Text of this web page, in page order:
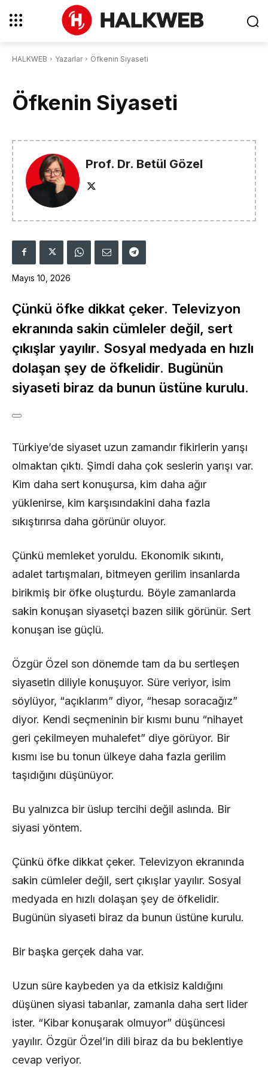
HALKWEB Yazarlar Öfkenin Siyaseti
Öfkenin Siyaseti
Prof. Dr. Betül Gözel
Mayıs 10, 2026
Çünkü öfke dikkat çeker. Televizyon
ekranında sakin cümleler değil, sert
çıkışlar yayılır. Sosyal medyada en hızlı
dolaşan şey de öfkelidir. Bugünün
siyaseti biraz da bunun üstüne kurulu.
Türkiye’de siyaset uzun zamandır fikirlerin yarışı
olmaktan çıktı. Şimdi daha çok seslerin yarışı var.
Kim daha sert konuşursa, kim daha ağır
yüklenirse, kim karşısındakini daha fazla
sıkıştırırsa daha görünür oluyor.
Çünkü memleket yoruldu. Ekonomik sıkıntı,
adalet tartışmaları, bitmeyen gerilim insanlarda
birikmiş bir öfke oluşturdu. Böyle zamanlarda
sakin konuşan siyasetçi bazen silik görünür. Sert
konuşan ise güçlü.
Özgür Özel son dönemde tam da bu sertleşen
siyasetin diliyle konuşuyor. Süre veriyor, isim
söylüyor, “açıklarım” diyor, “hesap soracağız”
diyor. Kendi seçmeninin bir kısmı bunu “nihayet
geri çekilmeyen muhalefet” diye görüyor. Bir
kısmı ise bu tonun ülkeye daha fazla gerilim
taşıdığını düşünüyor.
Bu yalnızca bir üslup tercihi değil aslında. Bir
siyasi yöntem.
Çünkü öfke dikkat çeker. Televizyon ekranında
sakin cümleler değil, sert çıkışlar yayılır. Sosyal
medyada en hızlı dolaşan şey de öfkelidir.
Bugünün siyaseti biraz da bunun üstüne kurulu.
Bir başka gerçek daha var.
Uzun süre kaybeden ya da etkisiz kaldığını
düşünen siyasi tabanlar, zamanla daha sert lider
ister. “Kibar konuşarak olmuyor” düşüncesi
yayılır. Özgür Özel’in dili biraz da bu beklentiye
cevap veriyor.